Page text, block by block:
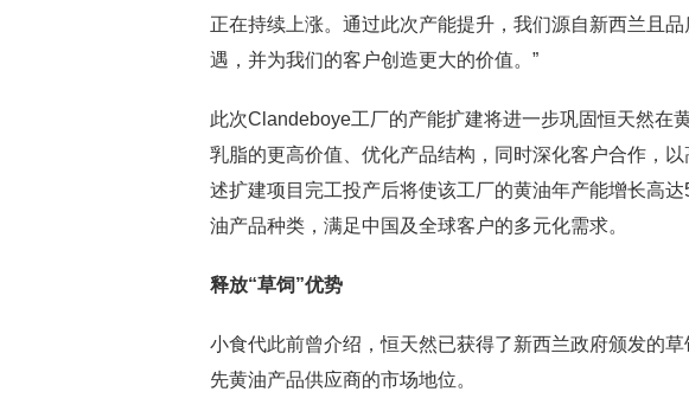
正在持续上涨。通过此次产能提升，我们源自新西兰且
遇，并为我们的客户创造更大的价值。”
此次Clandeboye工厂的产能扩建将进一步巩固恒天然在
乳脂的更高价值、优化产品结构，同时深化客户合作，
述扩建项目完工投产后将使该工厂的黄油年产能增长高
油产品种类，满足中国及全球客户的多元化需求。
释放“草饲”优势
小食代此前曾介绍，恒天然已获得了新西兰政府颁发的
先黄油产品供应商的市场地位。